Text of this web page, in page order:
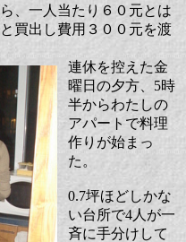
、一人当たり６０元とは
買出し費用３００元を渡
連休を控えた金
曜日の夕方、5時
半からわたしの
アパートで料理
作りが始まっ
た。
0.7坪ほどしかな
い台所で4人が一
斉に手分けして